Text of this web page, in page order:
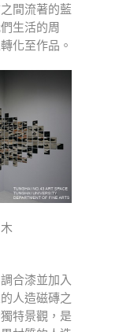
間流著的藍
生活的周
化至作品。
合漆並加入
人造磁磚之
特景觀，是